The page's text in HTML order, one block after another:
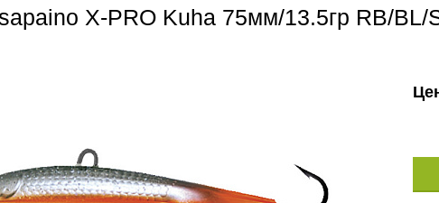
X-PRO Kuha 75мм/13.5гр RB/BL/